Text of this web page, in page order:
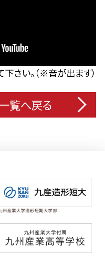
さい。（※音が出ます）
覧へ戻る